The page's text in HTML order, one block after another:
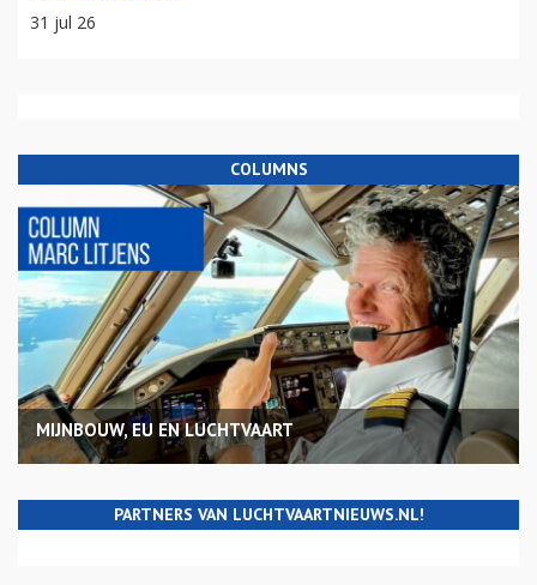
31 jul 26
COLUMNS
MIJNBOUW, EU EN LUCHTVAART
PARTNERS VAN LUCHTVAARTNIEUWS.NL!